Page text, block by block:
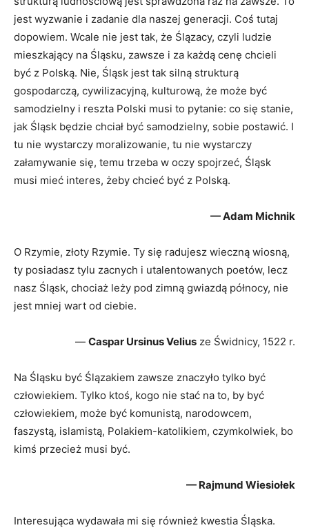
jest wyzwanie i zadanie dla naszej generacji. Coś tutaj
dopowiem. Wcale nie jest tak, że Ślązacy, czyli ludzie
mieszkający na Śląsku, zawsze i za każdą cenę chcieli
być z Polską. Nie, Śląsk jest tak silną strukturą
gospodarczą, cywilizacyjną, kulturową, że może być
samodzielny i reszta Polski musi to pytanie: co się stanie,
jak Śląsk będzie chciał być samodzielny, sobie postawić. I
tu nie wystarczy moralizowanie, tu nie wystarczy
załamywanie się, temu trzeba w oczy spojrzeć, Śląsk
musi mieć interes, żeby chcieć być z Polską.
— Adam Michnik
O Rzymie, złoty Rzymie. Ty się radujesz wieczną wiosną,
ty posiadasz tylu zacnych i utalentowanych poetów, lecz
nasz Śląsk, chociaż leży pod zimną gwiazdą północy, nie
jest mniej wart od ciebie.
— Caspar Ursinus Velius ze Świdnicy, 1522 r.
Na Śląsku być Ślązakiem zawsze znaczyło tylko być
człowiekiem. Tylko ktoś, kogo nie stać na to, by być
człowiekiem, może być komunistą, narodowcem,
faszystą, islamistą, Polakiem-katolikiem, czymkolwiek, bo
kimś przecież musi być.
— Rajmund Wiesiołek
Interesująca wydawała mi się również kwestia Śląska.